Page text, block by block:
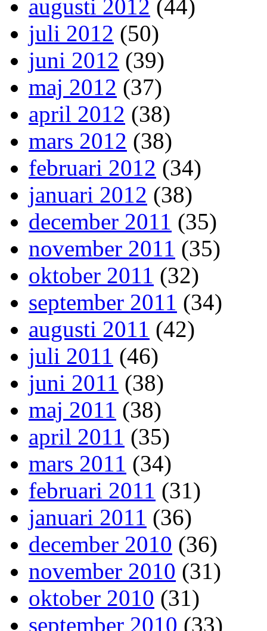
augusti 2012 (44)
juli 2012 (50)
juni 2012 (39)
maj 2012 (37)
april 2012 (38)
mars 2012 (38)
februari 2012 (34)
januari 2012 (38)
december 2011 (35)
november 2011 (35)
oktober 2011 (32)
september 2011 (34)
augusti 2011 (42)
juli 2011 (46)
juni 2011 (38)
maj 2011 (38)
april 2011 (35)
mars 2011 (34)
februari 2011 (31)
januari 2011 (36)
december 2010 (36)
november 2010 (31)
oktober 2010 (31)
september 2010 (33)